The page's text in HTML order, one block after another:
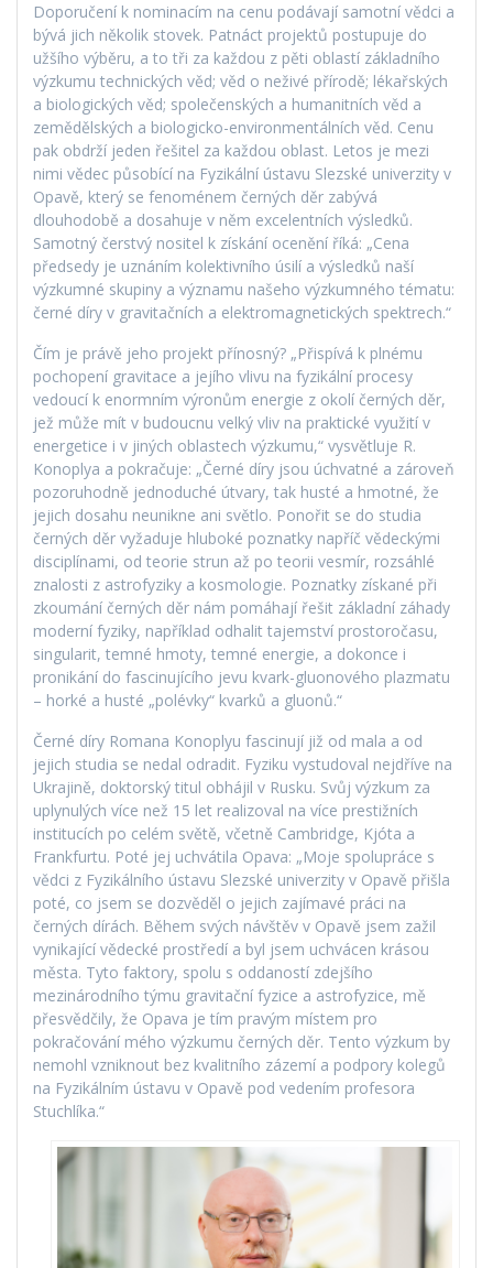
Doporučení k nominacím na cenu podávají samotní vědci a
bývá jich několik stovek. Patnáct projektů postupuje do
užšího výběru, a to tři za každou z pěti oblastí základního
výzkumu technických věd; věd o neživé přírodě; lékařských
a biologických věd; společenských a humanitních věd a
zemědělských a biologicko-environmentálních věd. Cenu
pak obdrží jeden řešitel za každou oblast. Letos je mezi
nimi vědec působící na Fyzikální ústavu Slezské univerzity v
Opavě, který se fenoménem černých děr zabývá
dlouhodobě a dosahuje v něm excelentních výsledků.
Samotný čerstvý nositel k získání ocenění říká: „Cena
předsedy je uznáním kolektivního úsilí a výsledků naší
výzkumné skupiny a významu našeho výzkumného tématu:
černé díry v gravitačních a elektromagnetických spektrech.“
Čím je právě jeho projekt přínosný? „Přispívá k plnému
pochopení gravitace a jejího vlivu na fyzikální procesy
vedoucí k enormním výronům energie z okolí černých děr,
jež může mít v budoucnu velký vliv na praktické využití v
energetice i v jiných oblastech výzkumu,“ vysvětluje R.
Konoplya a pokračuje: „Černé díry jsou úchvatné a zároveň
pozoruhodně jednoduché útvary, tak husté a hmotné, že
jejich dosahu neunikne ani světlo. Ponořit se do studia
černých děr vyžaduje hluboké poznatky napříč vědeckými
disciplínami, od teorie strun až po teorii vesmír, rozsáhlé
znalosti z astrofyziky a kosmologie. Poznatky získané při
zkoumání černých děr nám pomáhají řešit základní záhady
moderní fyziky, například odhalit tajemství prostoročasu,
singularit, temné hmoty, temné energie, a dokonce i
pronikání do fascinujícího jevu kvark-gluonového plazmatu
– horké a husté „polévky“ kvarků a gluonů.“
Černé díry Romana Konoplyu fascinují již od mala a od
jejich studia se nedal odradit. Fyziku vystudoval nejdříve na
Ukrajině, doktorský titul obhájil v Rusku. Svůj výzkum za
uplynulých více než 15 let realizoval na více prestižních
institucích po celém světě, včetně Cambridge, Kjóta a
Frankfurtu. Poté jej uchvátila Opava: „Moje spolupráce s
vědci z Fyzikálního ústavu Slezské univerzity v Opavě přišla
poté, co jsem se dozvěděl o jejich zajímavé práci na
černých dírách. Během svých návštěv v Opavě jsem zažil
vynikající vědecké prostředí a byl jsem uchvácen krásou
města. Tyto faktory, spolu s oddaností zdejšího
mezinárodního týmu gravitační fyzice a astrofyzice, mě
přesvědčily, že Opava je tím pravým místem pro
pokračování mého výzkumu černých děr. Tento výzkum by
nemohl vzniknout bez kvalitního zázemí a podpory kolegů
na Fyzikálním ústavu v Opavě pod vedením profesora
Stuchlíka.“